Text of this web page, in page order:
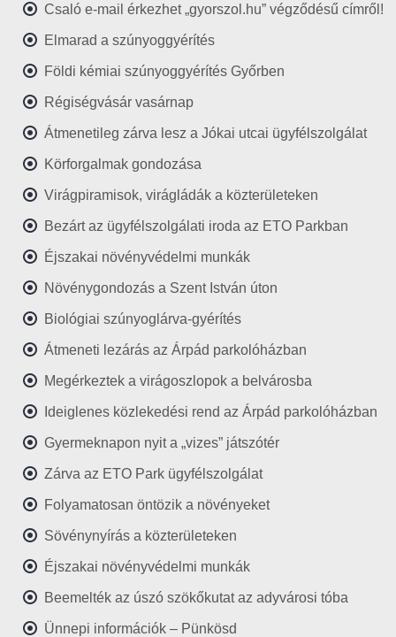
Csaló e-mail érkezhet „gyorszol.hu” végződésű címről!
Elmarad a szúnyoggyérítés
Földi kémiai szúnyoggyérítés Győrben
Régiségvásár vasárnap
Átmenetileg zárva lesz a Jókai utcai ügyfélszolgálat
Körforgalmak gondozása
Virágpiramisok, virágládák a közterületeken
Bezárt az ügyfélszolgálati iroda az ETO Parkban
Éjszakai növényvédelmi munkák
Növénygondozás a Szent István úton
Biológiai szúnyoglárva-gyérítés
Átmeneti lezárás az Árpád parkolóházban
Megérkeztek a virágoszlopok a belvárosba
Ideiglenes közlekedési rend az Árpád parkolóházban
Gyermeknapon nyit a „vizes” játszótér
Zárva az ETO Park ügyfélszolgálat
Folyamatosan öntözik a növényeket
Sövénynyírás a közterületeken
Éjszakai növényvédelmi munkák
Beemelték az úszó szökőkutat az adyvárosi tóba
Ünnepi információk – Pünkösd